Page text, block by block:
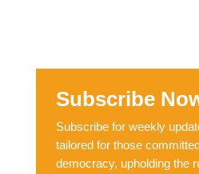
Subscribe
Subscribe for weekly
tailored for those
democracy, upholding the